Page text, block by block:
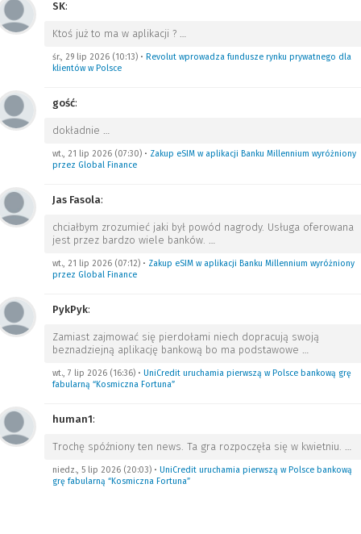
SK:
Ktoś już to ma w aplikacji ? …
śr., 29 lip 2026 (10:13) • Revolut wprowadza fundusze rynku prywatnego dla
klientów w Polsce
gość:
dokładnie …
wt., 21 lip 2026 (07:30) • Zakup eSIM w aplikacji Banku Millennium wyróżniony
przez Global Finance
Jas Fasola:
chciałbym zrozumieć jaki był powód nagrody. Usługa oferowana
jest przez bardzo wiele banków. …
wt., 21 lip 2026 (07:12) • Zakup eSIM w aplikacji Banku Millennium wyróżniony
przez Global Finance
PykPyk:
Zamiast zajmować się pierdołami niech dopracują swoją
beznadziejną aplikację bankową bo ma podstawowe …
wt., 7 lip 2026 (16:36) • UniCredit uruchamia pierwszą w Polsce bankową grę
fabularną “Kosmiczna Fortuna”
human1:
Trochę spóźniony ten news. Ta gra rozpoczęła się w kwietniu. …
niedz., 5 lip 2026 (20:03) • UniCredit uruchamia pierwszą w Polsce bankową
grę fabularną “Kosmiczna Fortuna”